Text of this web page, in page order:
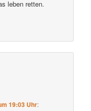
leben retten.
19:03 Uhr: